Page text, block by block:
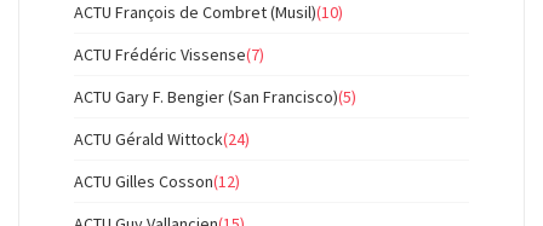
ACTU François de Combret (Musil)(10)
ACTU Frédéric Vissense(7)
ACTU Gary F. Bengier (San Francisco)(5)
ACTU Gérald Wittock(24)
ACTU Gilles Cosson(12)